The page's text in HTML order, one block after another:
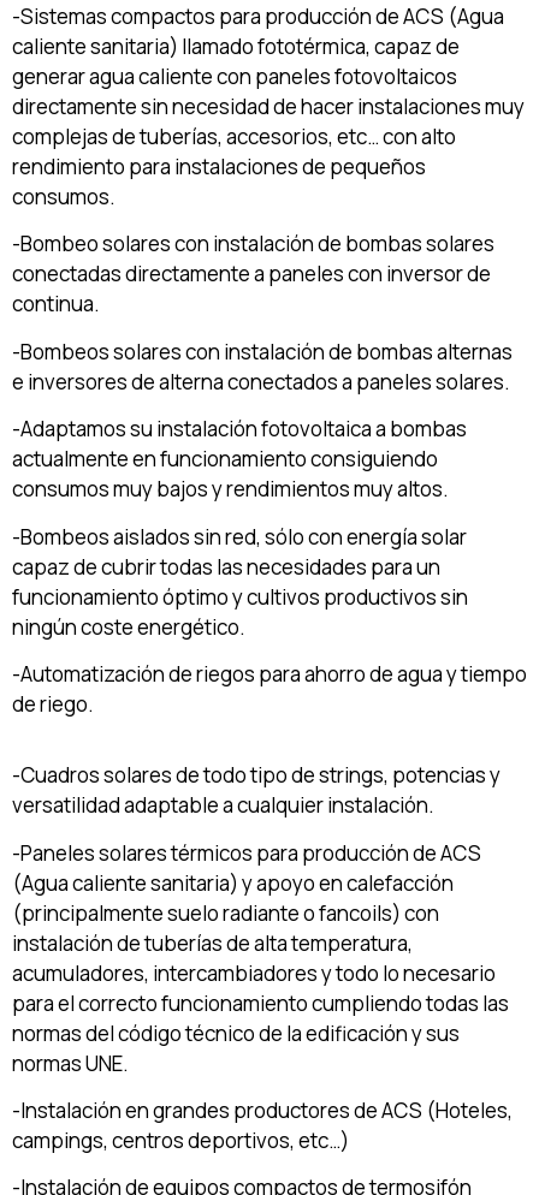
-Sistemas compactos para producción de ACS (Agua
caliente sanitaria) llamado fototérmica, capaz de
generar agua caliente con paneles fotovoltaicos
directamente sin necesidad de hacer instalaciones muy
complejas de tuberías, accesorios, etc… con alto
rendimiento para instalaciones de pequeños
consumos.
-Bombeo solares con instalación de bombas solares
conectadas directamente a paneles con inversor de
continua.
-Bombeos solares con instalación de bombas alternas
e inversores de alterna conectados a paneles solares.
-Adaptamos su instalación fotovoltaica a bombas
actualmente en funcionamiento consiguiendo
consumos muy bajos y rendimientos muy altos.
-Bombeos aislados sin red, sólo con energía solar
capaz de cubrir todas las necesidades para un
funcionamiento óptimo y cultivos productivos sin
ningún coste energético.
-Automatización de riegos para ahorro de agua y tiempo
de riego.
-Cuadros solares de todo tipo de strings, potencias y
versatilidad adaptable a cualquier instalación.
-Paneles solares térmicos para producción de ACS
(Agua caliente sanitaria) y apoyo en calefacción
(principalmente suelo radiante o fancoils) con
instalación de tuberías de alta temperatura,
acumuladores, intercambiadores y todo lo necesario
para el correcto funcionamiento cumpliendo todas las
normas del código técnico de la edificación y sus
normas UNE.
-Instalación en grandes productores de ACS (Hoteles,
campings, centros deportivos, etc…)
-Instalación de equipos compactos de termosifón